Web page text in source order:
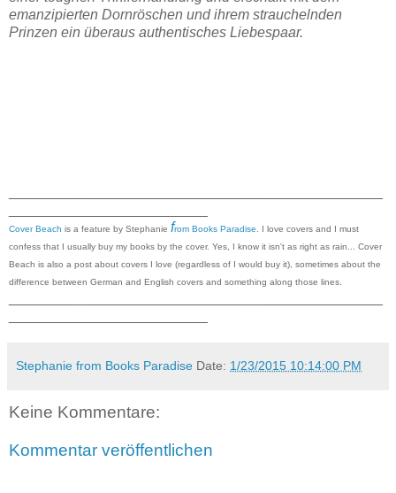
emanzipierten Dornröschen und ihrem strauchelnden
Prinzen ein überaus authentisches Liebespaar.
Cover Beach is a feature by Stephanie from Books Paradise . I love covers and I must
confess that I usually buy my books by the cover. Yes, I know it isn't as right as rain... Cover
Beach is also a post about covers I love (regardless of I would buy it), sometimes about the
difference between German and English covers and something along those lines.
Stephanie from Books Paradise Date: 1/23/2015 10:14:00 PM
Keine Kommentare:
Kommentar veröffentlichen